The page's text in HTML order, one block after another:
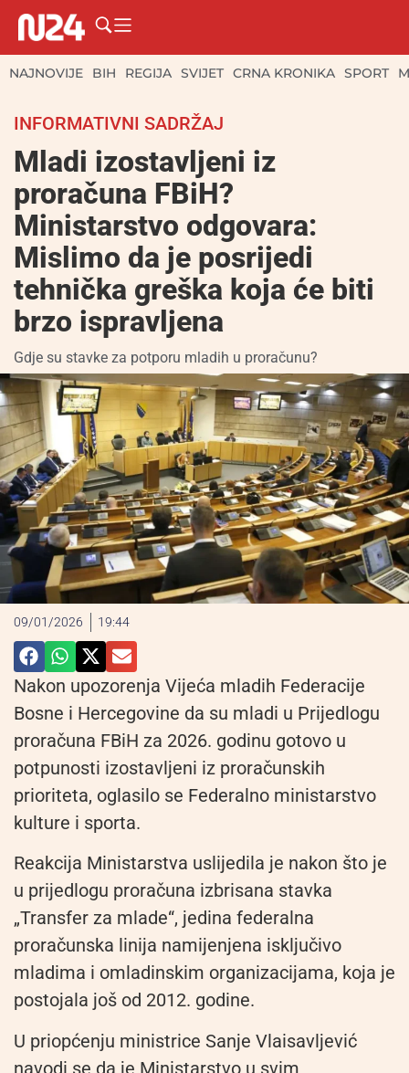
NAJNOVIJE BIH REGIJA SVIJET CRNA KRONIKA SPORT
INFORMATIVNI SADRŽAJ
Mladi izostavljeni iz
proračuna FBiH?
Ministarstvo odgovara:
Mislimo da je posrijedi
tehnička greška koja će biti
brzo ispravljena
Gdje su stavke za potporu mladih u proračunu?
09/01/2026 19:44
Nakon upozorenja Vijeća mladih Federacije
Bosne i Hercegovine da su mladi u Prijedlogu
proračuna FBiH za 2026. godinu gotovo u
potpunosti izostavljeni iz proračunskih
prioriteta, oglasilo se Federalno ministarstvo
kulture i sporta.
Reakcija Ministarstva uslijedila je nakon što je
u prijedlogu proračuna izbrisana stavka
„Transfer za mlade“, jedina federalna
proračunska linija namijenjena isključivo
mladima i omladinskim organizacijama, koja je
postojala još od 2012. godine.
U priopćenju ministrice Sanje Vlaisavljević
navodi se da je Ministarstvo u svim